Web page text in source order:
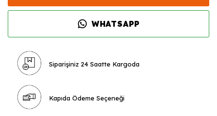
WHATSAPP
Siparişiniz 24 Saatte Kargoda
Kapıda Ödeme Seçeneği